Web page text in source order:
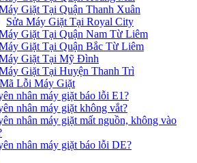
Giặt Tại Quận Thanh Xuân
Sửa Máy Giặt Tại Royal City
Giặt Tại Quận Nam Từ Liêm
Giặt Tại Quận Bắc Từ Liêm
Giặt Tại Mỹ Đình
Giặt Tại Huyện Thanh Trì
Lỗi Máy Giặt
nhân máy giặt báo lỗi E1?
nhân máy giặt không vắt?
nhân máy giặt mất nguồn, không vào
nhân máy giặt báo lỗi DE?